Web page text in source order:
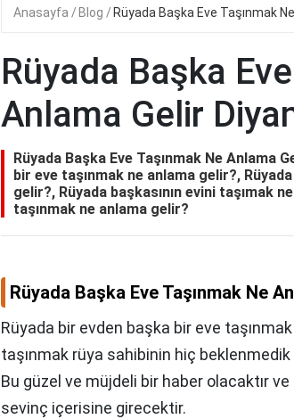
Anasayfa Blog Rüyada Başka Eve Taşınmak
Rüyada Başka
Anlama Gelir
Rüyada Başka Eve Taşınmak Ne Anlama
bir eve taşınmak ne anlama gelir?,
gelir?, Rüyada başkasının evini taşımak
taşınmak ne anlama gelir?
Rüyada Başka Eve Taşınmak Ne
Rüyada bir evden başka bir eve
taşınmak rüya sahibinin hiç beklenmedik
Bu güzel ve müjdeli bir haber olacaktır
sevinç içerisine girecektir.